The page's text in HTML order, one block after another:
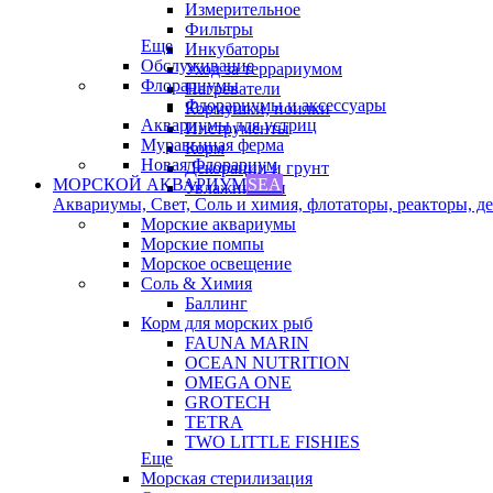
Измерительное
Фильтры
Инкубаторы
Уход за террариумом
Нагреватели
Кормушки, поилки
Инструменты
Корм
Декорации и грунт
Увлажнители
Еще
Обслуживание
Флорариумы
Флорариумы и аксессуары
Аквариумы для устриц
Муравьиная ферма
Новая Флорариум
МОРСКОЙ АКВАРИУМSEA
Аквариумы, Свет, Соль и химия, флотаторы, реакторы,
Морские аквариумы
Морские помпы
Морское освещение
Соль & Химия
Баллинг
Корм для морских рыб
FAUNA MARIN
OCEAN NUTRITION
OMEGA ONE
GROTECH
TETRA
TWO LITTLE FISHIES
Еще
Морская стерилизация